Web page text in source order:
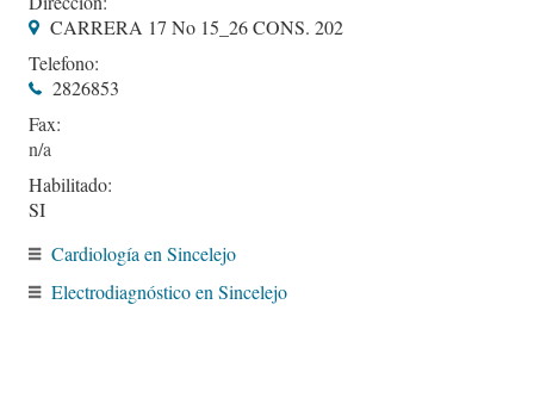
CARRERA 17 No 15_26 CONS. 202
Telefono:
2826853
Fax:
Habilitado:
SI
Cardiología en Sincelejo
Electrodiagnóstico en Sincelejo